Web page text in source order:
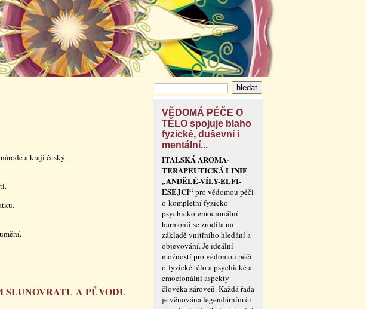
a kraji český.
A PŮVODU
VĚDOMÁ PÉČE O
TĚLO spojuje blaho
fyzické, duševní i
mentální...
ITALSKÁ AROMA-
TERAPEUTICKÁ LINIE
„ANDĚLÉ-VÍLY-ELFI-
ESEJCI“pro vědomou péči
o kompletní fyzicko-
psychicko-emocionální
harmonii se zrodila na
základě vnitřního hledání a
objevování. Je ideální
možností pro vědomou péči
o fyzické tělo a psychické a
emocionální aspekty
člověka zároveň. Každá řada
je věnována legendárním či